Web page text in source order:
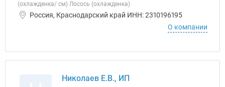
(охлажденка/ см) Лосось (охлажденка)
Россия, Краснодарский край ИНН: 2310196195
О компании
Николаев Е.В., ИП